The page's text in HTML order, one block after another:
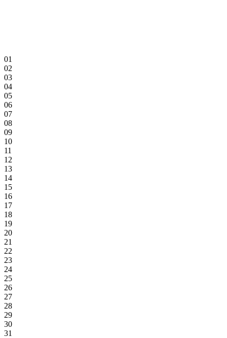
01
02
03
04
05
06
07
08
09
10
11
12
13
14
15
16
17
18
19
20
21
22
23
24
25
26
27
28
29
30
31